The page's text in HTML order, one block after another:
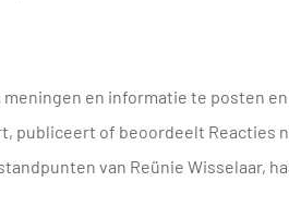
en informatie te posten
publiceert of beoordeelt Reacties
van Reünie Wisselaar,